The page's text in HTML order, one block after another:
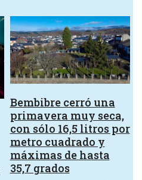
Bembibre cerró una
primavera muy seca,
con sólo 16,5 litros por
metro cuadrado y
máximas de hasta
35,7 grados